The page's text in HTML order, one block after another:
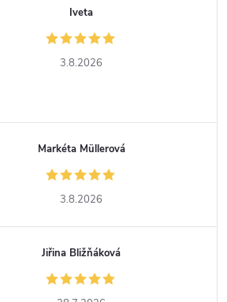
Iveta
3.8.2026
Markéta Müllerová
3.8.2026
Jiřina Bližňáková